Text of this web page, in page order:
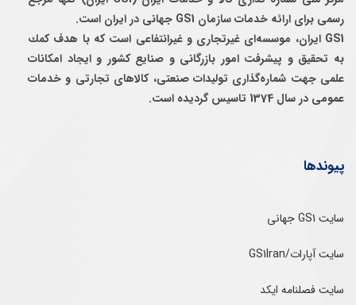
رسمی برای ارائه خدمات سازمان GS1 جهانی در ایران است.
GS1 ایران، موسسه‌ای غيرتجاری و غيرانتفاعی است كه با هدف كمك
به تحقيق و پيشرفت امور بازرگانی و صنايع كشور و ايجاد امكانات
علمی جهت شماره‌گذاری توليدات صنعتی، كالاهای تجارتی و خدمات
عمومی در سال 1374 تاسيس گرديده است.
پیوندها
سایت GS1 جهانی
سایت آپارات/GS1Iran
سایت فصلنامه ایکد